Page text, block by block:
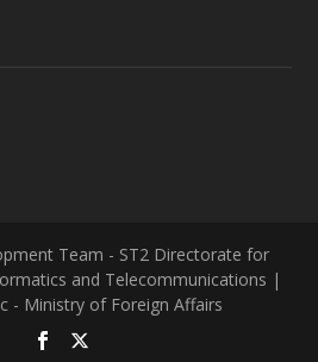
Team - ST2 Directorate for
and Telecommunications |
- Ministry of Foreign Affairs